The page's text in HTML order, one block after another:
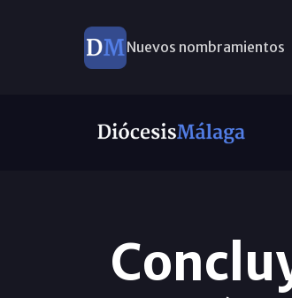
Nuevos nombramientos